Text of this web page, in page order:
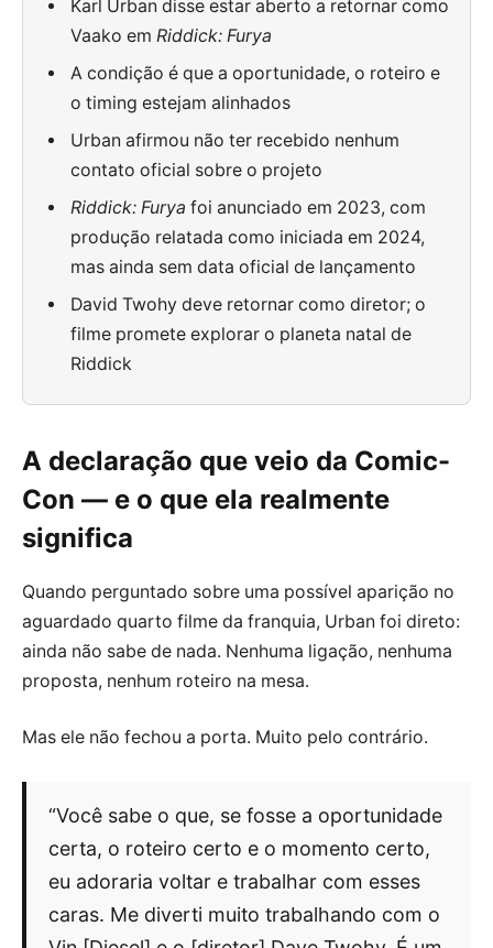
Karl Urban disse estar aberto a retornar como
Vaako emRiddick: Furya
A condição é que a oportunidade, o roteiro e
o timing estejam alinhados
Urban afirmou não ter recebido nenhum
contato oficial sobre o projeto
Riddick: Furya foi anunciado em 2023, com
produção relatada como iniciada em 2024,
mas ainda sem data oficial de lançamento
David Twohy deve retornar como diretor; o
filme promete explorar o planeta natal de
Riddick
A declaração que veio da Comic-
Con — e o que ela realmente
significa
Quando perguntado sobre uma possível aparição no
aguardado quarto filme da franquia, Urban foi direto:
ainda não sabe de nada. Nenhuma ligação, nenhuma
proposta, nenhum roteiro na mesa.
Mas ele não fechou a porta. Muito pelo contrário.
“Você sabe o que, se fosse a oportunidade
certa, o roteiro certo e o momento certo,
eu adoraria voltar e trabalhar com esses
caras. Me diverti muito trabalhando com o